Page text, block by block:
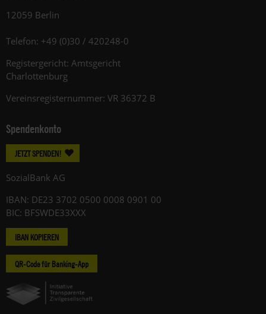
12059 Berlin
Telefon: +49 (0)30 / 420248-0
Registergericht: Amtsgericht
Charlottenburg
Vereinsregisternummer: VR 36372 B
Spendenkonto
JETZT SPENDEN!
SozialBank AG
IBAN: DE23 3702 0500 0008 0901 00
BIC: BFSWDE33XXX
IBAN KOPIEREN
QR-Code für Banking-App